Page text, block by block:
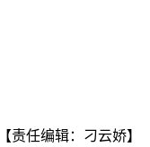
【责任编辑：刁云娇】